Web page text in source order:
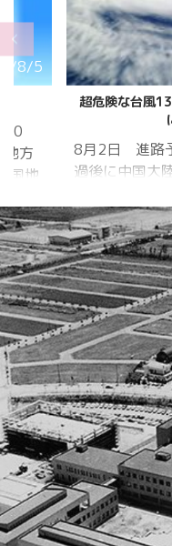
8/2
通
沖
日
島
今
西進
込
葛西臨海公
2026年シー
獲情報あり
月14日 樹液
低調。新水族
か、カブトム
はかなり減り
ノコギリクワ
た。しかし、
いると思わ
冬眠していた
ました!!
たコクワガタ
リーを吸って